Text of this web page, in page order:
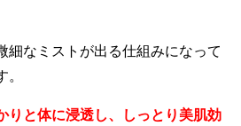
細なミストが出る仕組みになって
。
りと体に浸透し、しっとり美肌効